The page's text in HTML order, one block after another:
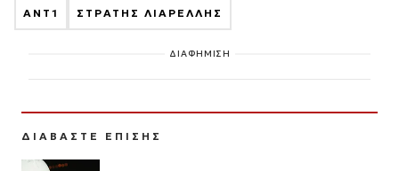
ΑΝΤ1 ΣΤΡΑΤΗΣ ΛΙΑΡΕΛΛΗΣ
ΔΙΑΦΗΜΙΣΗ
ΔΙΑΒΑΣΤΕ ΕΠΙΣΗΣ